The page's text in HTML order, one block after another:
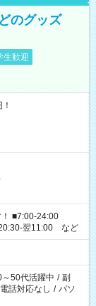
のグッズ
生歓迎
！ ■7:00-24:00
翌11:00 など
～50代活躍中 / 副
電話対応なし / パソ